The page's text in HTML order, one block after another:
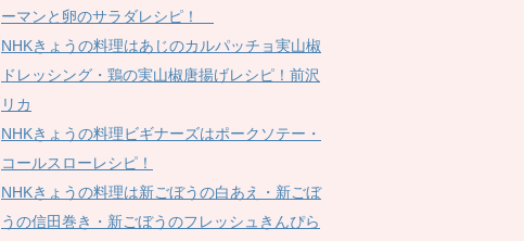
ーマンと卵のサラダレシピ！
NHKきょうの料理はあじのカルパッチョ実山椒
ドレッシング・鶏の実山椒唐揚げレシピ！前沢
リカ
NHKきょうの料理ビギナーズはポークソテー・
コールスローレシピ！
NHKきょうの料理は新ごぼうの白あえ・新ごぼ
うの信田巻き・新ごぼうのフレッシュきんぴら